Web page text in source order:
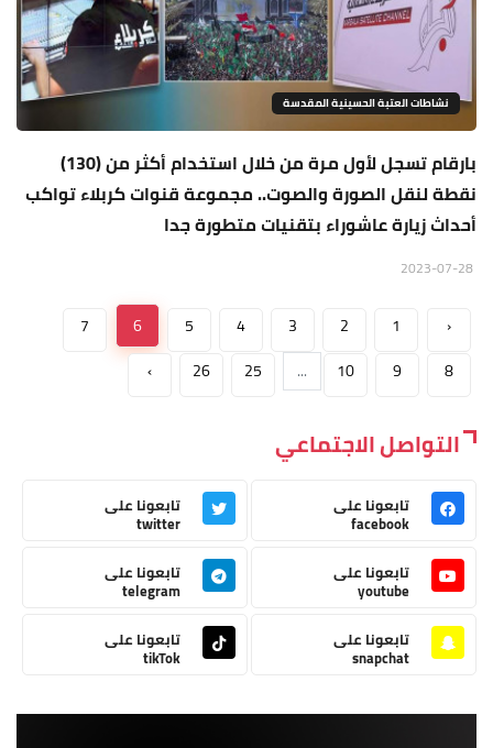
نشاطات العتبة الحسينية المقدسة
بارقام تسجل لأول مرة من خلال استخدام أكثر من (130)
نقطة لنقل الصورة والصوت.. مجموعة قنوات كربلاء تواكب
أحداث زيارة عاشوراء بتقنيات متطورة جدا
‹
1
2
3
4
5
6
7
8
9
10
...
25
26
›
التواصل الاجتماعي
تابعونا على
facebook
تابعونا على
twitter
تابعونا على
youtube
تابعونا على
telegram
تابعونا على
snapchat
تابعونا على
tikTok